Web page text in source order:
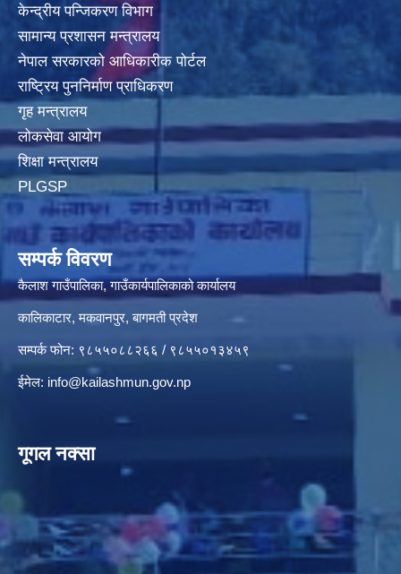
केन्द्रीय पन्जिकरण विभाग
सामान्य प्रशासन मन्त्रालय
नेपाल सरकारको आधिकारीक पोर्टल
राष्ट्रिय पुननिर्माण प्राधिकरण
गृह मन्त्रालय
लोकसेवा आयोग
शिक्षा मन्त्रालय
PLGSP
सम्पर्क विवरण
कैलाश गाउँपालिका, गाउँकार्यपालिकाको कार्यालय
कालिकाटार, मकवानपुर, बागमती प्रदेश
सम्पर्क फोन: ९८५५०८८२६६ / ९८५५०१३४५९
ईमेल: info@kailashmun.gov.np
गूगल नक्सा